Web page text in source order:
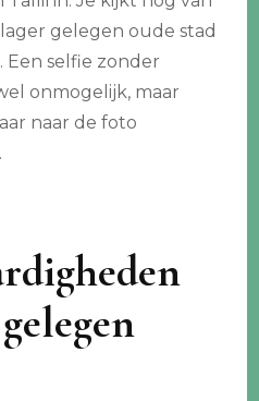
gelegen oude stad
Een selfie zonder
onmogelijk, maar
naar de foto